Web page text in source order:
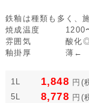
鉄釉は種類も多く、
焼成温度
1200
雰囲気
酸化
釉掛厚
薄
1L 1,848 円 (
5L
8,778 円 (